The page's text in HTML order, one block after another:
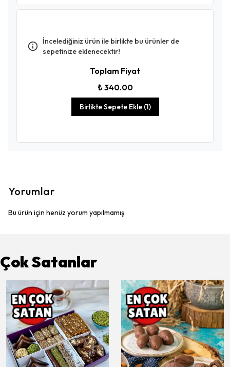
İncelediğiniz ürün ile birlikte bu ürünler de
sepetinize eklenecektir!
Toplam Fiyat
₺ 340.00
Birlikte Sepete Ekle (1)
Yorumlar
Bu ürün için henüz yorum yapılmamış.
Çok Satanlar